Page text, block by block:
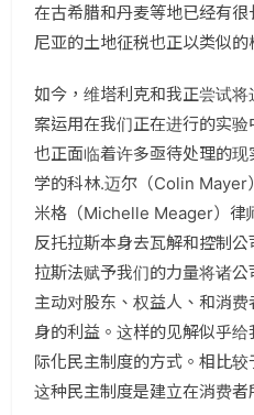
在古希腊和丹麦等地已经有
尼亚的土地征税也正以类似的
如今，维塔利克和我正尝试
案运用在我们正在进行的实
也正面临着许多亟待处理的
学的科林.迈尔（Colin Mayer
米格（Michelle Meager）律
反托拉斯本身去瓦解和控制
拉斯法赋予我们的力量将诸
主动对股东、权益人、和消
身的利益。这样的见解似乎
际化民主制度的方式。相比较
这种民主制度是建立在消费者